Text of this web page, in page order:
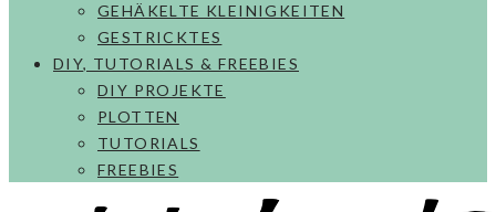
GEHÄKELTE KLEINIGKEITEN
GESTRICKTES
DIY, TUTORIALS & FREEBIES
DIY PROJEKTE
PLOTTEN
TUTORIALS
FREEBIES